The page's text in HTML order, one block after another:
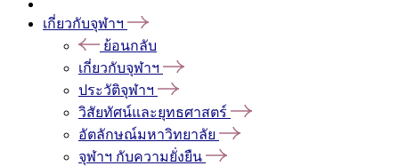
เกี่ยวกับจุฬาฯ
ย้อนกลับ
เกี่ยวกับจุฬาฯ
ประวัติจุฬาฯ
วิสัยทัศน์และยุทธศาสตร์
อัตลักษณ์มหาวิทยาลัย
จุฬาฯ กับความยั่งยืน